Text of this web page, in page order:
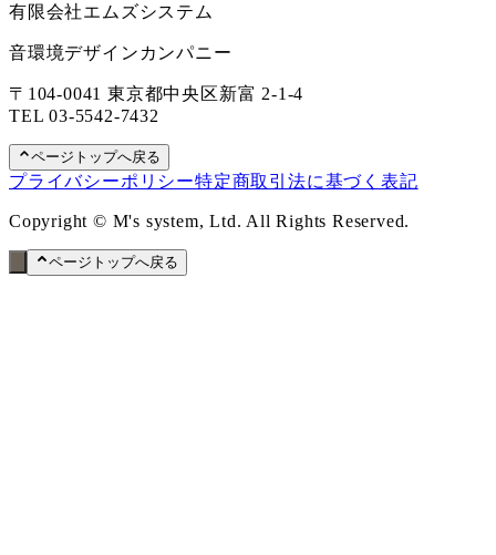
有限会社エムズシステム
音環境デザインカンパニー
〒104-0041 東京都中央区新富 2-1-4
TEL03-5542-7432
ページトップへ戻る
プライバシーポリシー特定商取引法に基づく表記
Copyright © M's system, Ltd. All Rights Reserved.
ページトップへ戻る